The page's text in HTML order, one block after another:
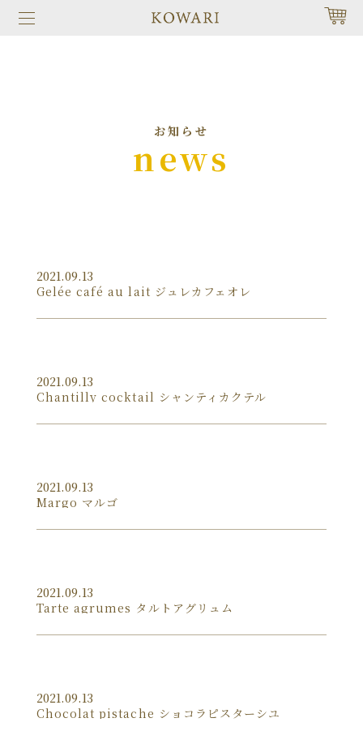
お知らせ
news
2021.09.13
Gelée café au lait ジュレカフェオレ
2021.09.13
Chantilly cocktail シャンティカクテル
2021.09.13
Margo マルゴ
2021.09.13
Tarte agrumes タルトアグリュム
2021.09.13
Chocolat pistache ショコラピスターシユ